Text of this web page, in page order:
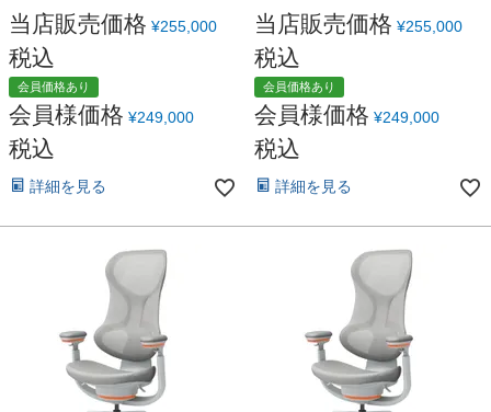
当店販売価格 ¥255,000
税込
会員価格あり
会員様価格 ¥249,000
税込
詳細を見る
当店販売価格 ¥255,000
税込
会員価格あり
会員様価格 ¥249,000
税込
詳細を見る